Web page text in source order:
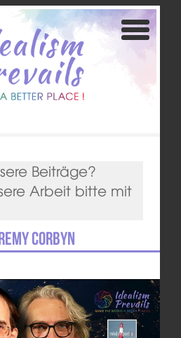
Beiträge?
Arbeit bitte mit
Corbyn